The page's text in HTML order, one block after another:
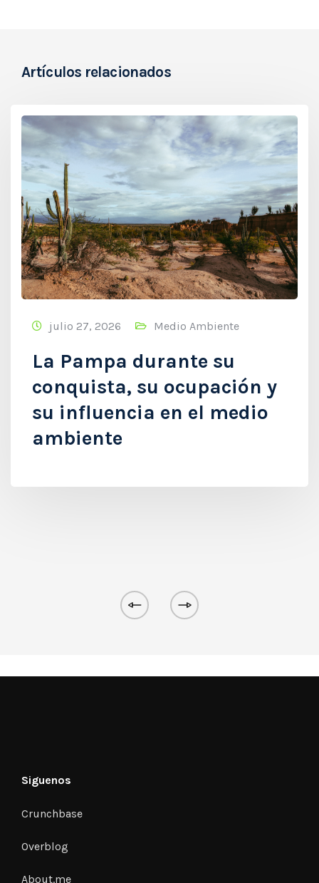
Artículos relacionados
julio 27, 2026 Medio Ambiente
La Pampa durante su
conquista, su ocupación y
su influencia en el medio
ambiente
Siguenos
Crunchbase
Overblog
About.me